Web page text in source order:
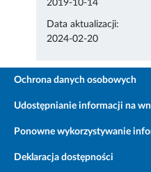
2019-10-14
Data aktualizacji:
2024-02-20
Ochrona danych osobowych
Udostępnianie informacji na
Ponowne wykorzystywanie
Deklaracja dostępności